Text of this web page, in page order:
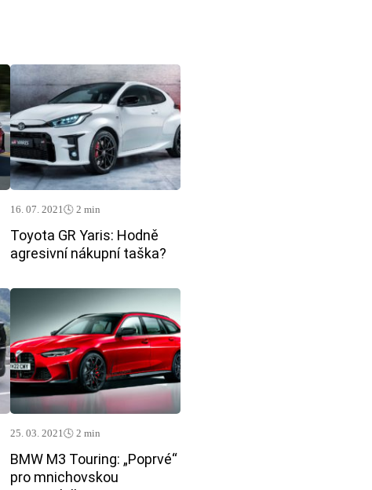
16. 07. 2021🕓 2 min
Toyota GR Yaris: Hodně
agresivní nákupní taška?
25. 03. 2021🕓 2 min
BMW M3 Touring: „Poprvé“
pro mnichovskou